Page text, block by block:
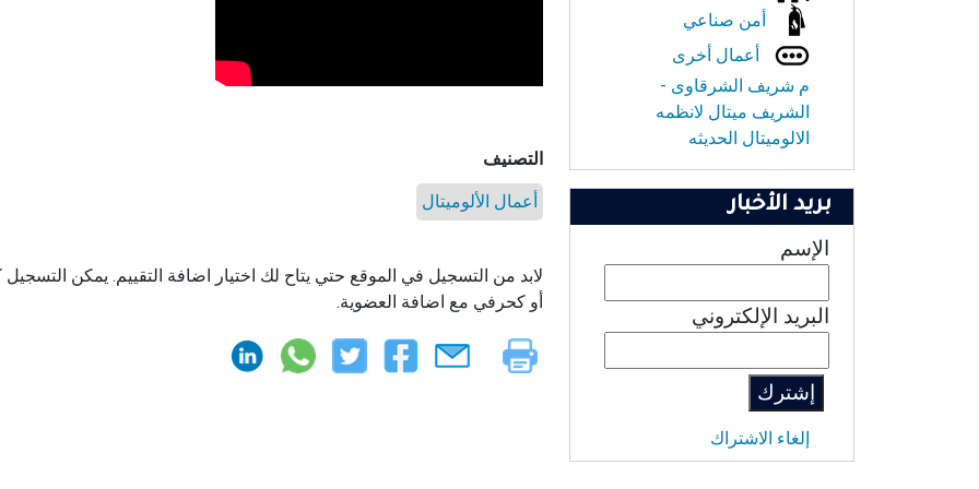
التصنيف
أعمال الألوميتال
لابد من التسجيل في الموقع حتي يتاح لك اختيار اضافة التقييم. يمكن
أو كحرفي مع اضافة العضوية.
أمن صناعي
أعمال أخرى
م شريف الشرقاوى -
الشريف ميتال لانظمه
الالوميتال الحديثه
بريد الأخبار
الإسم
البريد الإلكتروني
إلغاء الاشتراك